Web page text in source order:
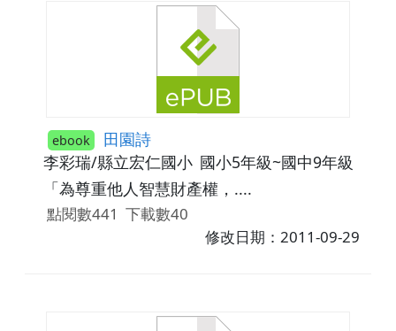
ebook 田園詩
李彩瑞/縣立宏仁國小 國小5年級~國中9年級
「為尊重他人智慧財產權，....
點閱數441 下載數40
修改日期：2011-09-29